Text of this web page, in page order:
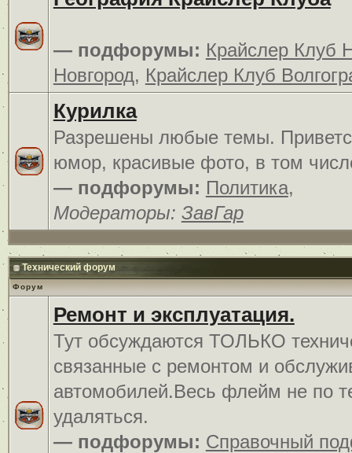
— подфорумы: Крайслер Клуб
Новгород, Крайслер Клуб
Курилка
Разрешены любые темы.
юмор, красивые фото, в том
— подфорумы: Политика,
Модераторы: ЗавГар
Технический форум
Форум
Ремонт и эксплуатация.
Тут обсуждаются ТОЛЬКО
связанные с ремонтом и
автомобилей.Весь флейм не по
удаляться.
— подфорумы: Справочный